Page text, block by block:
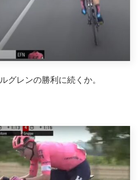
グレンの勝利に続くか。